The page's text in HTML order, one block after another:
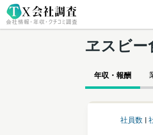
ヱスビー
年収・報酬
社員数 |